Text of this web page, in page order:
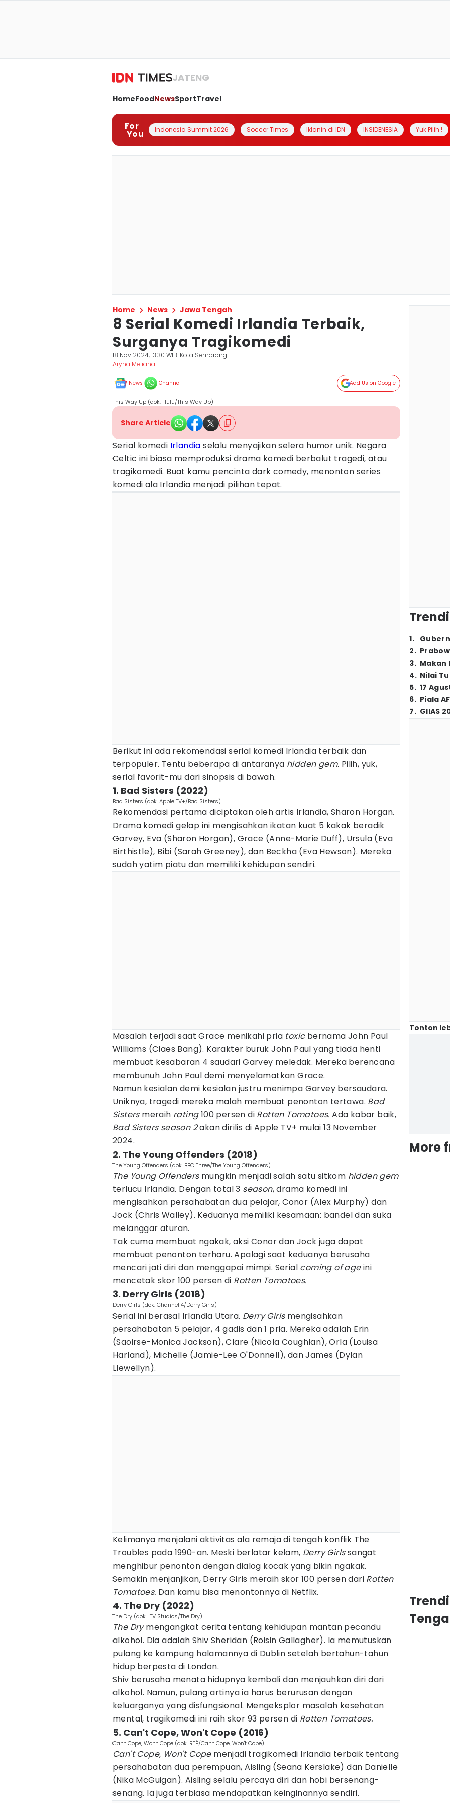
JATENG
HomeFoodNewsSportTravel
For
You Indonesia Summit 2026 Soccer Times Iklanin di IDN INSIDENESIA Yuk Pilih !
Home News Jawa Tengah
8 Serial Komedi Irlandia Terbaik,
Surganya Tragikomedi
18 Nov 2024, 13:30 WIB Kota Semarang
Aryna Meliana
News Channel Add Us on Google
This Way Up (dok. Hulu/This Way Up)
Share Article
Serial komedi Irlandia selalu menyajikan selera humor unik. Negara
Celtic ini biasa memproduksi drama komedi berbalut tragedi, atau
tragikomedi. Buat kamu pencinta dark comedy, menonton series
komedi ala Irlandia menjadi pilihan tepat.
Berikut ini ada rekomendasi serial komedi Irlandia terbaik dan
terpopuler. Tentu beberapa di antaranya hidden gem. Pilih, yuk,
serial favorit-mu dari sinopsis di bawah.
1. Bad Sisters (2022)
Bad Sisters (dok. Apple TV+/Bad Sisters)
Rekomendasi pertama diciptakan oleh artis Irlandia, Sharon Horgan.
Drama komedi gelap ini mengisahkan ikatan kuat 5 kakak beradik
Garvey, Eva (Sharon Horgan), Grace (Anne-Marie Duff), Ursula (Eva
Birthistle), Bibi (Sarah Greeney), dan Beckha (Eva Hewson). Mereka
sudah yatim piatu dan memiliki kehidupan sendiri.
Masalah terjadi saat Grace menikahi pria toxic bernama John Paul
Williams (Claes Bang). Karakter buruk John Paul yang tiada henti
membuat kesabaran 4 saudari Garvey meledak. Mereka berencana
membunuh John Paul demi menyelamatkan Grace.
Namun kesialan demi kesialan justru menimpa Garvey bersaudara.
Uniknya, tragedi mereka malah membuat penonton tertawa. Bad
Sistersmeraih rating100 persen di Rotten Tomatoes. Ada kabar baik,
Bad Sisters season 2akan dirilis di Apple TV+ mulai 13 November
2024.
2. The Young Offenders (2018)
The Young Offenders (dok. BBC Three/The Young Offenders)
The Young Offendersmungkin menjadi salah satu sitkom hidden gem
terlucu Irlandia. Dengan total 3 season, drama komedi ini
mengisahkan persahabatan dua pelajar, Conor (Alex Murphy) dan
Jock (Chris Walley). Keduanya memiliki kesamaan: bandel dan suka
melanggar aturan.
Tak cuma membuat ngakak, aksi Conor dan Jock juga dapat
membuat penonton terharu. Apalagi saat keduanya berusaha
mencari jati diri dan menggapai mimpi. Serial coming of ageini
mencetak skor 100 persen di Rotten Tomatoes.
3. Derry Girls (2018)
Derry Girls (dok. Channel 4/Derry Girls)
Serial ini berasal Irlandia Utara. Derry Girlsmengisahkan
persahabatan 5 pelajar, 4 gadis dan 1 pria. Mereka adalah Erin
(Saoirse-Monica Jackson), Clare (Nicola Coughlan), Orla (Louisa
Harland), Michelle (Jamie-Lee O'Donnell), dan James (Dylan
Llewellyn).
Kelimanya menjalani aktivitas ala remaja di tengah konflik The
Troubles pada 1990-an. Meski berlatar kelam, Derry Girlssangat
menghibur penonton dengan dialog kocak yang bikin ngakak.
Semakin menjanjikan, Derry Girls meraih skor 100 persen dari Rotten
Tomatoes. Dan kamu bisa menontonnya di Netflix.
4. The Dry (2022)
The Dry (dok. ITV Studios/The Dry)
The Drymengangkat cerita tentang kehidupan mantan pecandu
alkohol. Dia adalah Shiv Sheridan (Roisin Gallagher). Ia memutuskan
pulang ke kampung halamannya di Dublin setelah bertahun-tahun
hidup berpesta di London.
Shiv berusaha menata hidupnya kembali dan menjauhkan diri dari
alkohol. Namun, pulang artinya ia harus berurusan dengan
keluarganya yang disfungsional. Mengeksplor masalah kesehatan
mental, tragikomedi ini raih skor 93 persen di Rotten Tomatoes.
5. Can't Cope, Won't Cope (2016)
Can't Cope, Won't Cope (dok. RTÉ/Can't Cope, Won't Cope)
Can't Cope, Won't Copemenjadi tragikomedi Irlandia terbaik tentang
persahabatan dua perempuan, Aisling (Seana Kerslake) dan Danielle
(Nika McGuigan). Aisling selalu percaya diri dan hobi bersenang-
senang. Ia juga terbiasa mendapatkan keinginannya sendiri.
1.
2.
3. Makan
4. Nilai
5. 17
6. Piala
7. GIIAS
Tonton
More